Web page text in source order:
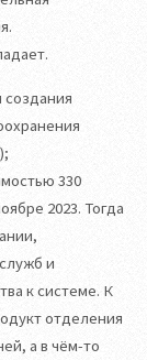
создания
330
2023. Тогда
и
к системе. К
отделения
а в чём-то